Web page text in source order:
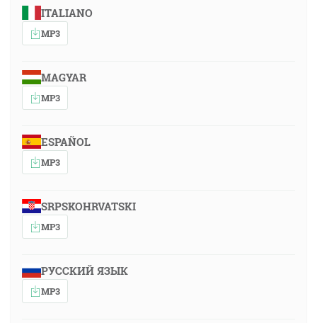
ITALIANO
MP3
MAGYAR
MP3
ESPAÑOL
MP3
SRPSKOHRVATSKI
MP3
РУССКИЙ ЯЗЫК
MP3